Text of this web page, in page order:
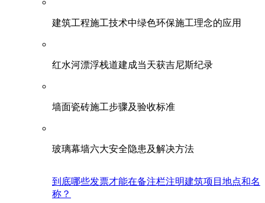
建筑工程施工技术中绿色环保施工理念的应用
红水河漂浮栈道建成当天获吉尼斯纪录
墙面瓷砖施工步骤及验收标准
玻璃幕墙六大安全隐患及解决方法
到底哪些发票才能在备注栏注明建筑项目地点和名
称？